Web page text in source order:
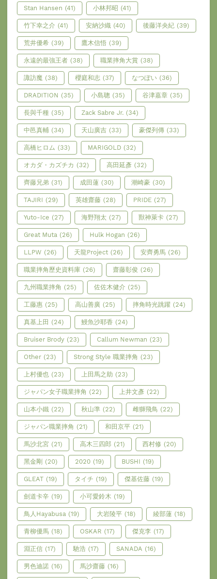
Stan Hansen (41) 小林邦昭 (41)
竹下幸之介 (41) 安納沙織 (40) 後藤洋央紀 (39)
荒井優希 (39) 鷹木信悟 (39)
永遠的最強王者 (38) 職業摔角大賞 (38)
諏訪魔 (38) 櫻庭和志 (37) なつぽい (36)
DRADITION (35) 小島聰 (35) 谷津嘉章 (35)
長與千種 (35) Zack Sabre Jr. (34)
中邑真輔 (34) 天山廣吉 (33) 豪傑列傳 (33)
高橋ヒロム (33) MARIGOLD (32)
オカダ・カズチカ (32) 高田延彥 (32)
齊藤兄弟 (31) 成田蓮 (30) 潮崎豪 (30)
TAJIRI (29) 英雄齋藤 (28) PRIDE (27)
Yuto-Ice (27) 海野翔太 (27) 獸神萊卡 (27)
Great Muta (26) Hulk Hogan (26)
LLPW (26) 天龍Project (26) 安齊勇馬 (26)
職業摔角歷史資料庫 (26) 齋藤彰俊 (26)
九州職業摔角 (25) 佐佐木健介 (25)
工藤惠 (25) 高山善廣 (25) 摔角時光跳躍 (24)
真基上田 (24) 鰻魚沙耶香 (24)
Bruiser Brody (23) Callum Newman (23)
Other (23) Strong Style 職業摔角 (23)
上村優也 (23) 上田馬之助 (23)
ジャパン女子職業摔角 (22) 上井文彥 (22)
山本小鐵 (22) 秋山準 (22) 雌獅飛鳥 (22)
ジャパン職業摔角 (21) 和田京平 (21)
馬沙北宮 (21) 高木三四郎 (21) 西村修 (20)
黑金剛 (20) 2020 (19) BUSHI (19)
GLEAT (19) タイチ (19) 傑基佐藤 (19)
劍道卡辛 (19) 小可愛鈴木 (19)
鳥人Hayabusa (19) 大岩陵平 (18) 綾部蓮 (18)
青柳優馬 (18) OSKAR (17) 傑克李 (17)
淵正信 (17) 馳浩 (17) SANADA (16)
男色迪諾 (16) 馬沙齋藤 (16)